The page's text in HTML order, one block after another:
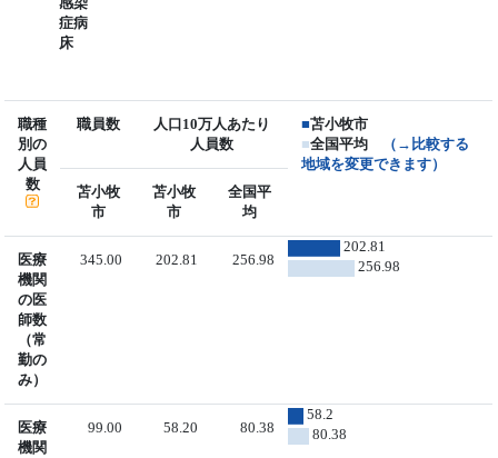
症病
床
職種
別の
人員
数
職員数
人口10万人あたり
人員数
■苫小牧市
■全国平均
（→比較する
地域を変更できます）
苫小牧
市
苫小牧
市
全国平
均
医療
機関
の医
師数
（常
勤の
み）
345.00 202.81 256.98
202.81
256.98
医療
機関
99.00 58.20 80.38
58.2
80.38